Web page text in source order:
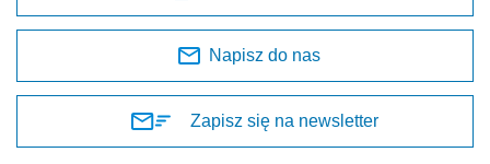
Napisz do nas
Zapisz się na newsletter